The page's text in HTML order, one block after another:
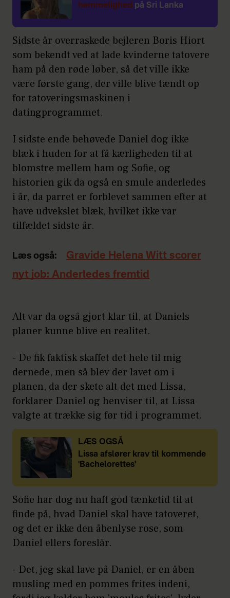
hemmelighed på Sri Lanka
Sidste år overraskede bejleren Boris Hiort
som bekendt ved at lade kvinderne tatovere
ham på den røde løber, så det ville ikke
være første gang, der ville blive tændt op
for tatoveringsmaskinen i
datingprogrammet.
I sidste ende behøvede Daniel dog ikke
blæk i huden for at få kærligheden til at
blomstre mellem ham og Sofie, og
historien gik da også en smule anderledes
i år, da parret er forblevet sammen efter at
have udvekslet blæk, hvilket ikke var
tilfældet sidste år.
Læs også:
Gravide Helena Witt scorer
nyt job: Anderledes fremtid
Alt var da også gjort klar til, at Daniels
planer kunne blive en realitet.
- De fik faktisk skaffet det hele til mig
dernede, men så blev der lavet om i
planen, da der skete alt det med Lissa,
forklarer Daniel og henviser til, at Lissa
valgte at trække sig før tid i programmet.
LÆS OGSÅ
Lissa afslører krav til kommende
'Bachelorettes'
Sofie har dog nu haft god tænketid til at
finde på, hvad Daniel skal have tatoveret,
og det er ikke den åbenlyse rose, som
Daniel ellers foreslår.
- Det, jeg skal lave på Daniel, er en åben
musling med en pommes frites indeni,